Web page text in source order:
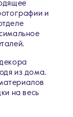
и
из дома.
на весь